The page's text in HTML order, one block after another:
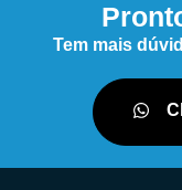
Tem mais